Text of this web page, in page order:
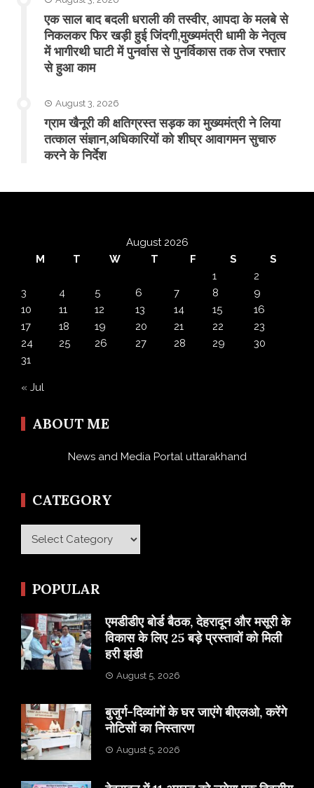
एक साल बाद बदली धराली की तस्वीर, आपदा के मलबे से
निकलकर फिर खड़ी हुई जिंदगी,मुख्यमंत्री धामी के नेतृत्व
में भागीरथी घाटी में पुनर्वास से पुनर्विकास तक तेज रफ्तार
से हुआ काम
August 3, 2026
ग्राम खैनूरी की क्षतिग्रस्त सड़क का मुख्यमंत्री ने लिया
तत्काल संज्ञान,अधिकारियों को शीघ्र आवागमन सुचारु
करने के निर्देश
August 2026
M
T W T F S
S
1
2
3
4 5 6 7 8
9
10
11 12 13 14 15
16
17
18 19 20 21 22
23
24
25 26 27 28 29
30
31
« Jul
ABOUT ME
News and Media Portal uttarakhand
CATEGORY
Category
POPULAR
एमडीडीए बोर्ड बैठक, देहरादून और मसूरी के
विकास के लिए 25 बड़े प्रस्तावों को मिली
हरी झंडी
August 5, 2026
बुजुर्ग-दिव्यांगों के घर जाएंगे बीएलओ, करेंगे
नोटिसों का निस्तारण
August 5, 2026